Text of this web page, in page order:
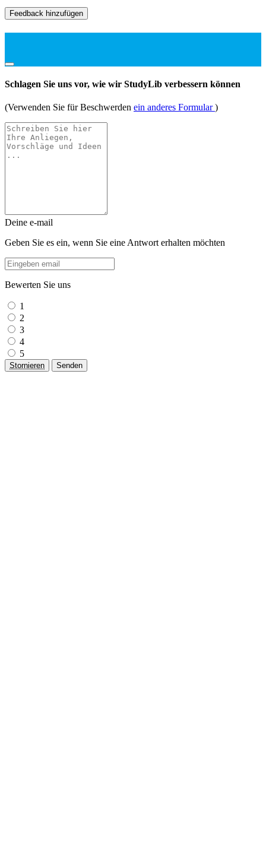
Feedback hinzufügen
Schlagen Sie uns vor, wie wir StudyLib verbessern können
(Verwenden Sie für Beschwerden ein anderes Formular)
Deine e-mail
Geben Sie es ein, wenn Sie eine Antwort erhalten möchten
Bewerten Sie uns
1
2
3
4
5
Stornieren Senden